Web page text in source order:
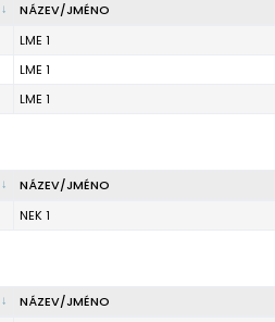
NÁZEV/JMÉNO
LME 1
LME 1
LME 1
NÁZEV/JMÉNO
NEK 1
NÁZEV/JMÉNO